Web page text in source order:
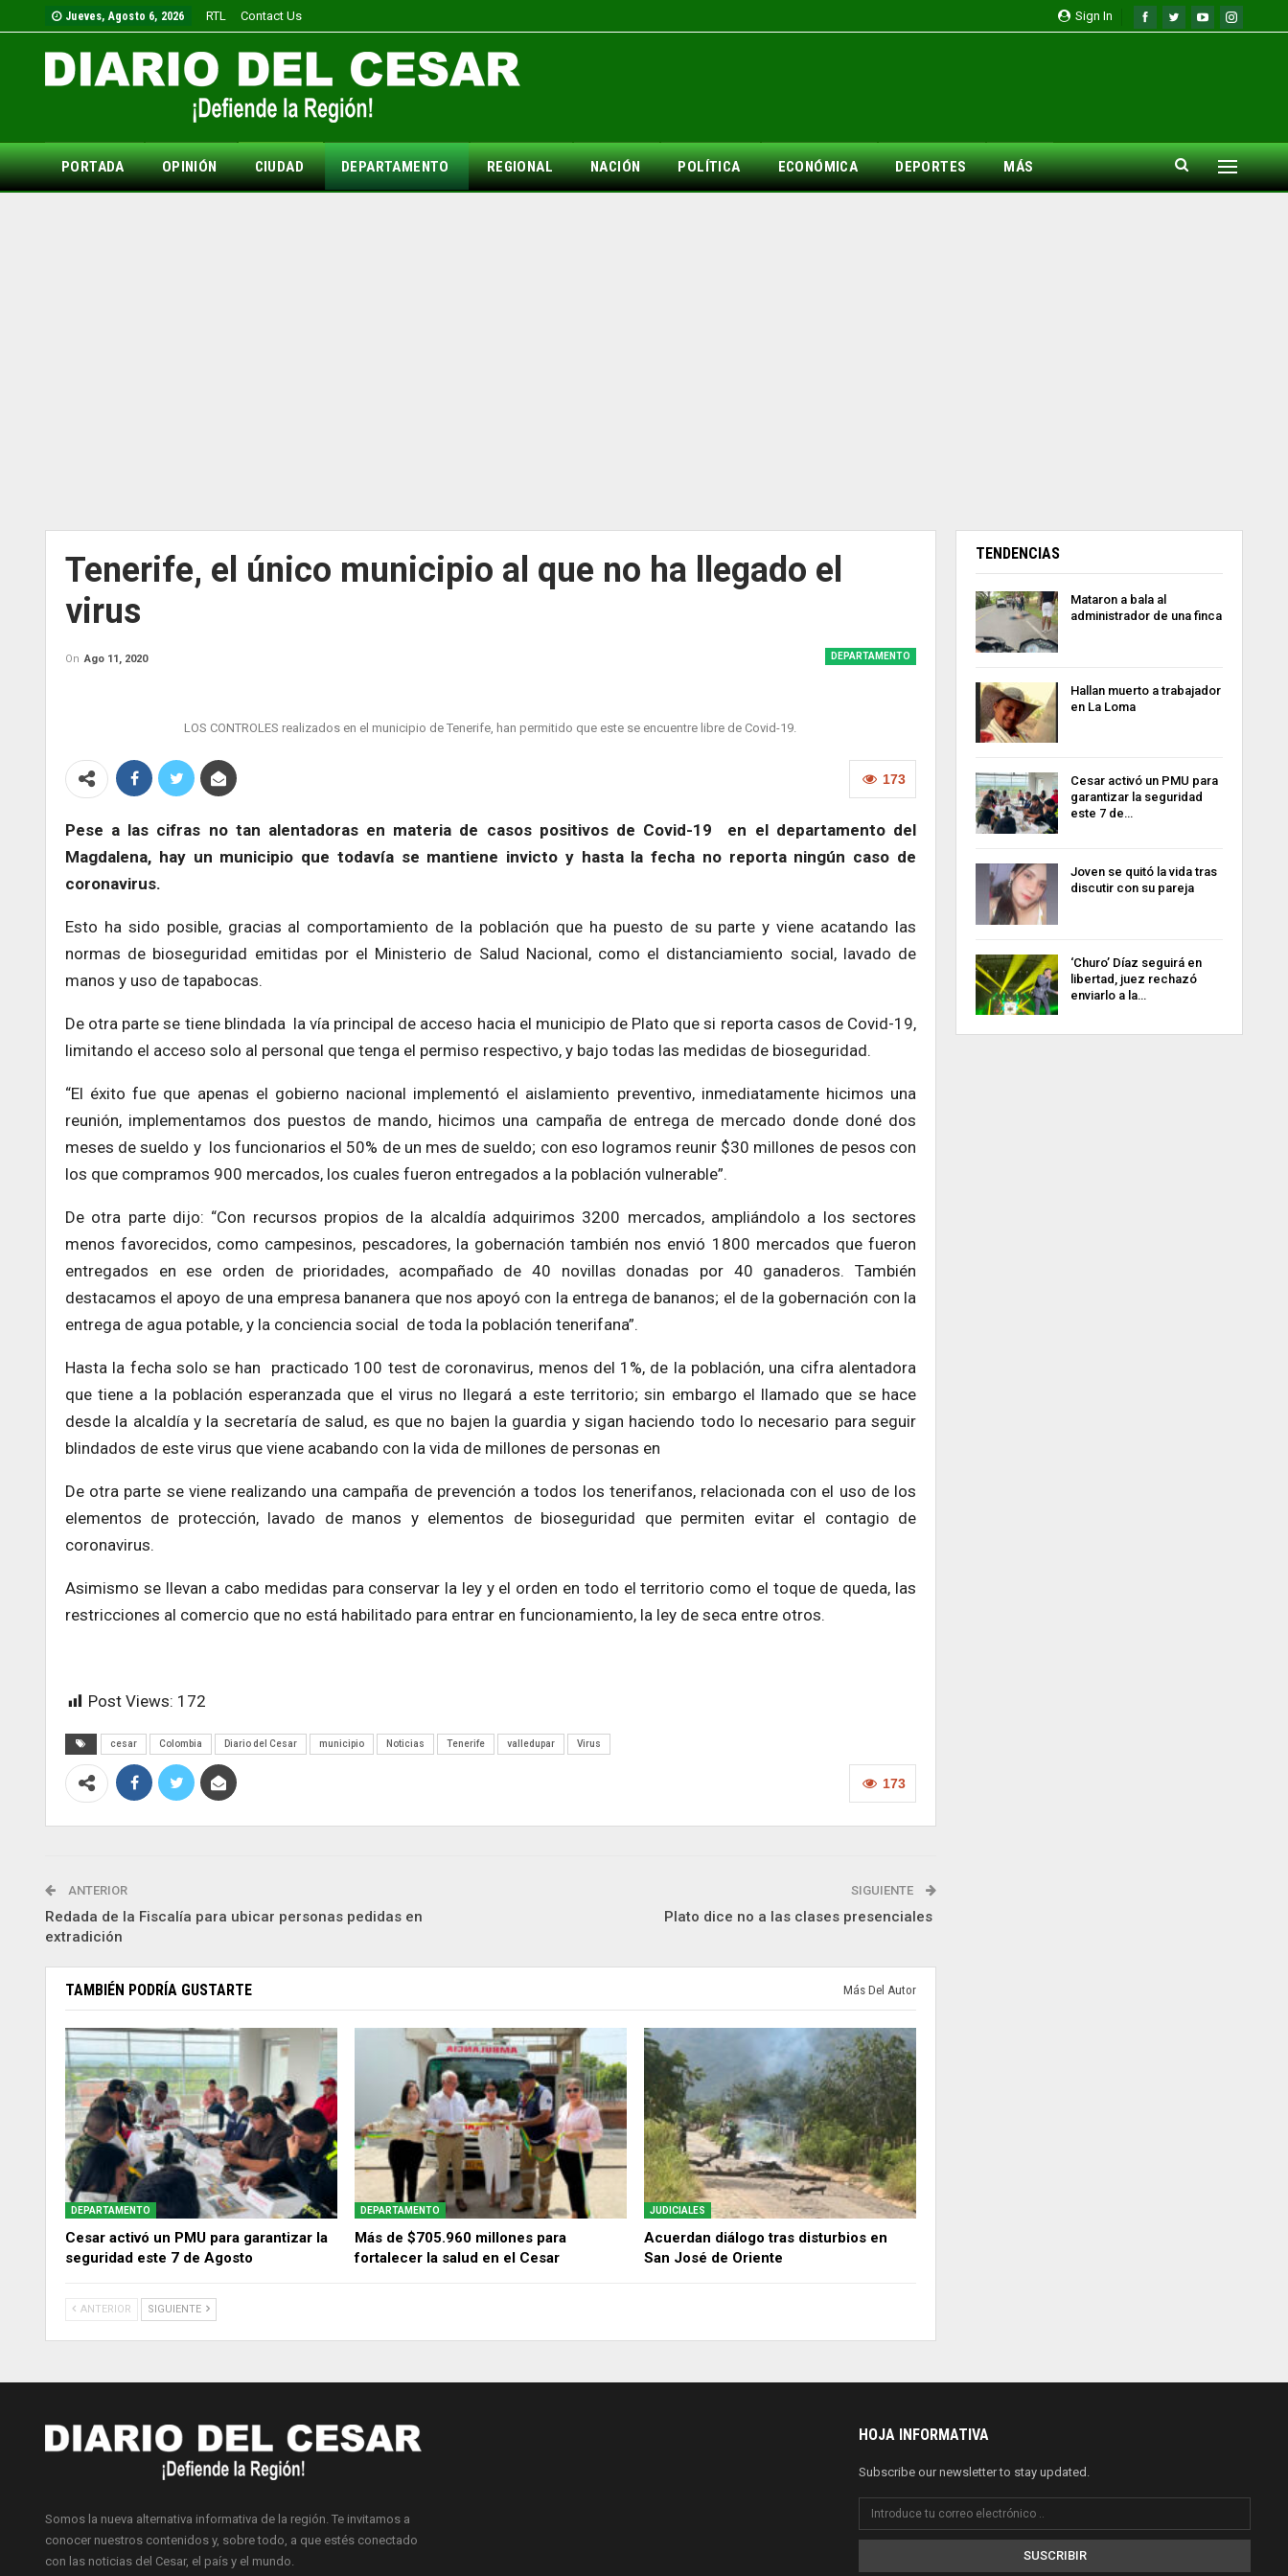
Sign In
Jueves, Agosto 6, 2026 RTL Contact Us
PORTADA OPINIÓN CIUDAD DEPARTAMENTO REGIONAL NACIÓN POLÍTICA ECONÓMICA DEPORTES MÁS
Tenerife, el único municipio al que no ha llegado el
virus
DEPARTAMENTO
On Ago 11, 2020
LOS CONTROLES realizados en el municipio de Tenerife, han permitido que este se encuentre libre de Covid-19.
173
Pese a las cifras no tan alentadoras en materia de casos positivos de Covid-19 en el departamento del
Magdalena, hay un municipio que todavía se mantiene invicto y hasta la fecha no reporta ningún caso de
coronavirus.
Esto ha sido posible, gracias al comportamiento de la población que ha puesto de su parte y viene acatando las
normas de bioseguridad emitidas por el Ministerio de Salud Nacional, como el distanciamiento social, lavado de
manos y uso de tapabocas.
De otra parte se tiene blindada la vía principal de acceso hacia el municipio de Plato que si reporta casos de Covid-19,
limitando el acceso solo al personal que tenga el permiso respectivo, y bajo todas las medidas de bioseguridad.
“El éxito fue que apenas el gobierno nacional implementó el aislamiento preventivo, inmediatamente hicimos una
reunión, implementamos dos puestos de mando, hicimos una campaña de entrega de mercado donde doné dos
meses de sueldo y los funcionarios el 50% de un mes de sueldo; con eso logramos reunir $30 millones de pesos con
los que compramos 900 mercados, los cuales fueron entregados a la población vulnerable”.
De otra parte dijo: “Con recursos propios de la alcaldía adquirimos 3200 mercados, ampliándolo a los sectores
menos favorecidos, como campesinos, pescadores, la gobernación también nos envió 1800 mercados que fueron
entregados en ese orden de prioridades, acompañado de 40 novillas donadas por 40 ganaderos. También
destacamos el apoyo de una empresa bananera que nos apoyó con la entrega de bananos; el de la gobernación con la
entrega de agua potable, y la conciencia social de toda la población tenerifana”.
Hasta la fecha solo se han practicado 100 test de coronavirus, menos del 1%, de la población, una cifra alentadora
que tiene a la población esperanzada que el virus no llegará a este territorio; sin embargo el llamado que se hace
desde la alcaldía y la secretaría de salud, es que no bajen la guardia y sigan haciendo todo lo necesario para seguir
blindados de este virus que viene acabando con la vida de millones de personas en
De otra parte se viene realizando una campaña de prevención a todos los tenerifanos, relacionada con el uso de los
elementos de protección, lavado de manos y elementos de bioseguridad que permiten evitar el contagio de
coronavirus.
Asimismo se llevan a cabo medidas para conservar la ley y el orden en todo el territorio como el toque de queda, las
restricciones al comercio que no está habilitado para entrar en funcionamiento, la ley de seca entre otros.
Post Views: 172
cesar Colombia Diario del Cesar municipio Noticias Tenerife valledupar Virus
173
ANTERIOR
Redada de la Fiscalía para ubicar personas pedidas en
extradición
SIGUIENTE
Plato dice no a las clases presenciales
TAMBIÉN PODRÍA GUSTARTE Más Del Autor
DEPARTAMENTO
Cesar activó un PMU para garantizar la
seguridad este 7 de Agosto
DEPARTAMENTO
Más de $705.960 millones para
fortalecer la salud en el Cesar
JUDICIALES
Acuerdan diálogo tras disturbios en
San José de Oriente
ANTERIOR SIGUIENTE
TENDENCIAS
Mataron a bala al
administrador de una finca
Hallan muerto a trabajador
en La Loma
Cesar activó un PMU para
garantizar la seguridad
este 7 de…
Joven se quitó la vida tras
discutir con su pareja
‘Churo’ Díaz seguirá en
libertad, juez rechazó
enviarlo a la…
Somos la nueva alternativa informativa de la región. Te invitamos a
conocer nuestros contenidos y, sobre todo, a que estés conectado
con las noticias del Cesar, el país y el mundo.
HOJA INFORMATIVA
Subscribe our newsletter to stay updated.
SUSCRIBIR